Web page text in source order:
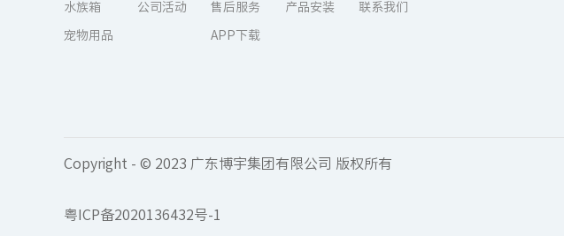
水族箱
宠物用品
公司活动 售后服务
APP下载
产品安装 联系我们
Copyright - © 2023 广东博宇集团有限公司 版权所有
粤ICP备2020136432号-1